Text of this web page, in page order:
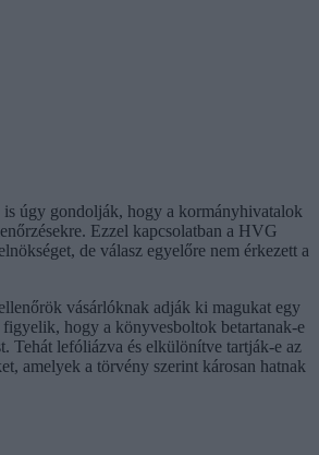
úgy gondolják, hogy a kormányhivatalok
Ezzel kapcsolatban a HVG
de válasz egyelőre nem érkezett a
vásárlóknak adják ki magukat egy
figyelik, hogy a könyvesboltok betartanak-e
Tehát lefóliázva és elkülönítve tartják-e az
amelyek a törvény szerint károsan hatnak